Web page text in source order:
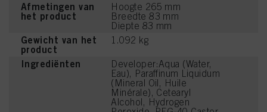
Afmetingen van
het product
Hoogte 265 mm
Breedte 83 mm
Diepte 83 mm
Gewicht van het
product
1.092 kg
Ingrediënten
Developer:Aqua (Water,
Eau), Paraffinum Liquidum
(Mineral Oil, Huile
Minérale), Cetearyl
Alcohol, Hydrogen